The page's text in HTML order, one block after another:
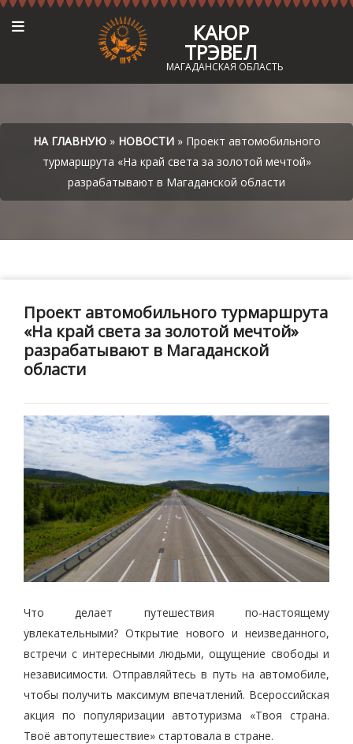
КАЮР
ТРЭВЕЛ
МАГАДАНСКАЯ ОБЛАСТЬ
НА ГЛАВНУЮ» НОВОСТИ» Проект автомобильного
турмаршрута «На край света за золотой мечтой»
разрабатывают в Магаданской области
Проект автомобильного турмаршрута
«На край света за золотой мечтой»
разрабатывают в Магаданской
области
Что делает путешествия по-настоящему
увлекательными? Открытие нового и неизведанного,
встречи с интересными людьми, ощущение свободы и
независимости. Отправляйтесь в путь на автомобиле,
чтобы получить максимум впечатлений. Всероссийская
акция по популяризации автотуризма «Твоя страна.
Твоё автопутешествие» стартовала в стране.